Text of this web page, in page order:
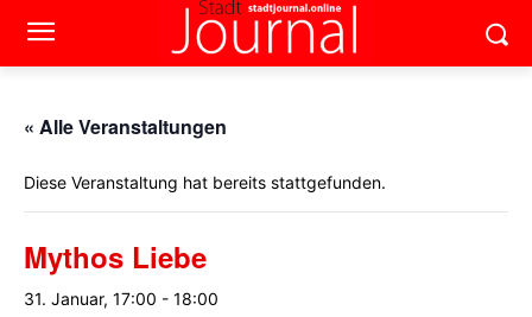
« Alle Veranstaltungen
Diese Veranstaltung hat bereits stattgefunden.
Mythos Liebe
31. Januar, 17:00 - 18:00